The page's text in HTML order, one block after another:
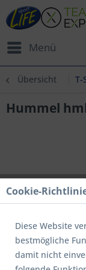
Menü
Übersicht T-
Hummel
Cookie-
Diese Website
bestmögliche
damit nicht